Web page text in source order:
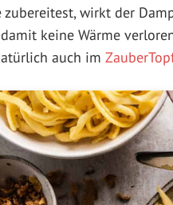
zubereitest, wirkt der
keine Wärme
auch im